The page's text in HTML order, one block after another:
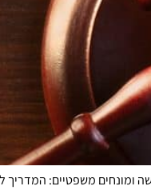
ומונחים משפטיים: